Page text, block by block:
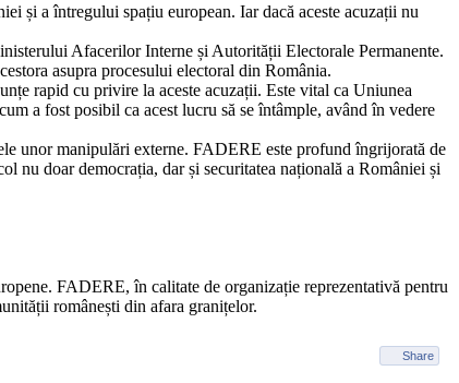
și a întregului spațiu european. Iar dacă aceste acuzații nu
Afacerilor Interne și Autorității Electorale Permanente.
asupra procesului electoral din România.
rapid cu privire la aceste acuzații. Este vital ca Uniunea
a fost posibil ca acest lucru să se întâmple, având în vedere
unor manipulări externe. FADERE este profund îngrijorată de
nu doar democrația, dar și securitatea națională a României și
FADERE, în calitate de organizație reprezentativă pentru
românești din afara granițelor.
Share